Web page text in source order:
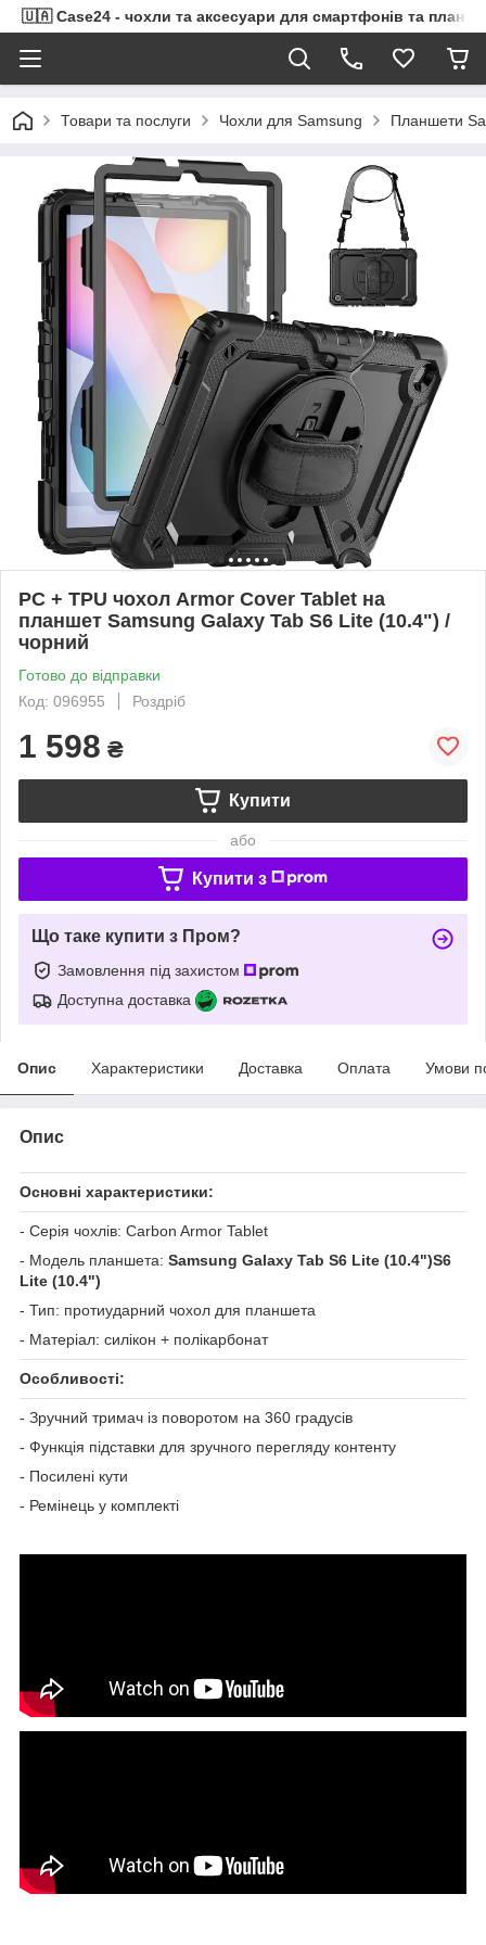
🇺🇦 Case24 - чохли та аксесуари для смартфонів та
Товари та послуги Чохли для Samsung Планшети
PC + TPU чохол Armor Cover Tablet на
планшет Samsung Galaxy Tab S6 Lite (10.4") /
чорний
Готово до відправки
Код: 096955
Роздріб
1 598 ₴
Купити
або
Купити з
Що таке купити з Пром?
Замовлення під захистом
Доступна доставка
Опис Характеристики Доставка Оплата Умови
Опис
Основні характеристики:
- Серія чохлів: Carbon Armor Tablet
- Модель планшета: Samsung Galaxy Tab S6 Lite (10.4")S6
Lite (10.4")
- Тип: протиударний чохол для планшета
- Матеріал: силікон + полікарбонат
Особливості:
- Зручний тримач із поворотом на 360 градусів
- Функція підставки для зручного перегляду контенту
- Посилені кути
- Ремінець у комплекті